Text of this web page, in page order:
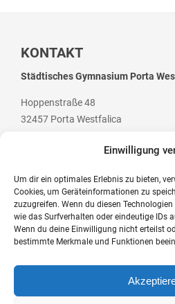
Einwilligung
Um dir ein optimales Erlebnis zu bieten,
Cookies, um Geräteinformationen zu
zuzugreifen. Wenn du diesen
wie das Surfverhalten oder eindeutige IDs
Wenn du deine Einwilligung nicht erteilst
bestimmte Merkmale und Funktionen
KONTAKT
Städtisches Gymnasium Porta
Hoppenstraße 48
32457 Porta Westfalica
Telefon: +49 (0) 5 71 / 79 84 70
Telefax: +49 (0) 5 71 / 7 07 94
E-Mail: post@gym-pw.de
© 2026 Städtisches Gymnasium